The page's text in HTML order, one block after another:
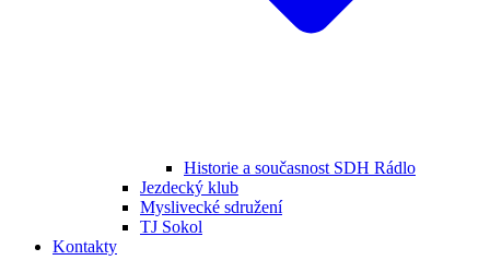
Historie a současnost SDH Rádlo
Jezdecký klub
Myslivecké sdružení
TJ Sokol
Kontakty